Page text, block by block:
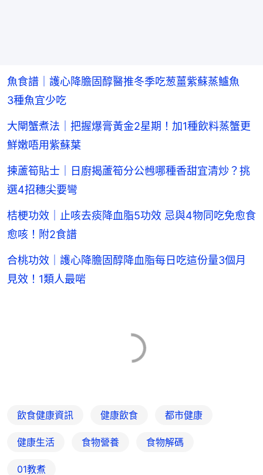
魚食譜｜護心降膽固醇醫推冬季吃葱薑紫蘇蒸鱸魚
3種魚宜少吃
大閘蟹煮法｜把握爆膏黃金2星期！加1種飲料蒸蟹更
鮮嫩唔用紫蘇葉
揀蘆筍貼士｜日廚揭蘆筍分公乸哪種香甜宜清炒？挑
選4招穗尖要彎
桔梗功效｜止咳去痰降血脂5功效 忌與4物同吃免愈食
愈咳！附2食譜
合桃功效｜護心降膽固醇降血脂每日吃這份量3個月
見效！1類人最啱
飲食健康資訊 健康飲食 都市健康
健康生活 食物營養 食物解碼
01教煮